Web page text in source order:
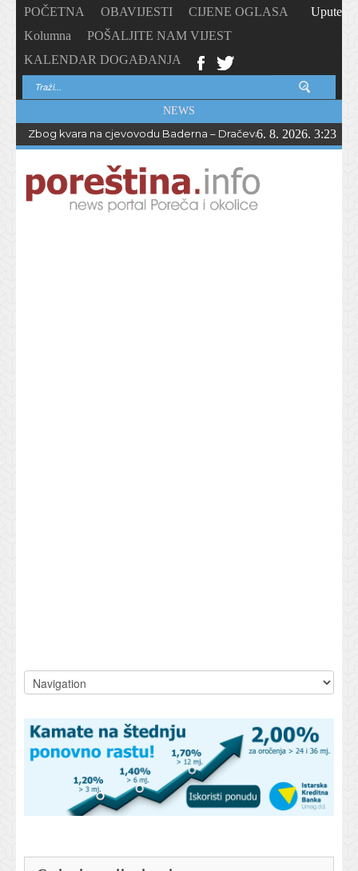
POČETNA OBAVIJESTI
CIJENE OGLASA
Kolumna
POŠALJITE NAM VIJEST
KALENDAR DOGAĐANJA
Upute
NEWS
Zbog kvara na cjevovodu Baderna – Dračevac bez vode do
6. 8. 2026. 3:23